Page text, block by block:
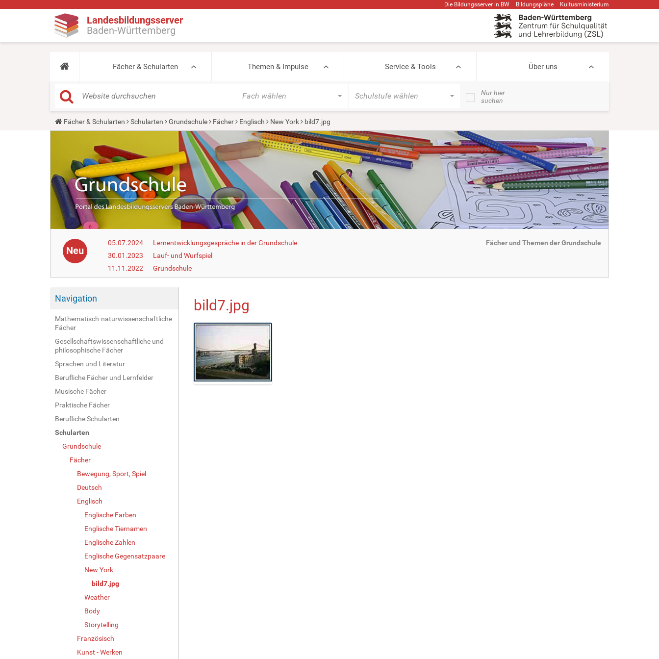
Die Bildungsserver in BW Bildungspläne Kultusministerium
Landesbildungsserver
Baden-Württemberg
Fächer & Schularten Themen & Impulse Service & Tools Über uns
Fach wählen Schulstufe wählen
Nur hier
suchen
Y
o
e
r
e
Fächer & Schularten Schularten Grundschule Fächer Englisch New York bild7.jpg
Neu
05.07.2024
Lernentwicklungsgespräche in der Grundschule
30.01.2023
Lauf- und Wurfspiel
11.11.2022
Grundschule
Fächer und Themen der Grundschule
Navigation
Mathematisch-naturwissenschaftliche
Fächer
Gesellschaftswissenschaftliche und
philosophische Fächer
Sprachen und Literatur
Berufliche Fächer und Lernfelder
Musische Fächer
Praktische Fächer
Berufliche Schularten
Schularten
Grundschule
Fächer
Bewegung, Sport, Spiel
Deutsch
Englisch
Englische Farben
Englische Tiernamen
Englische Zahlen
Englische Gegensatzpaare
New York
bild7.jpg
Weather
Body
Storytelling
Französisch
Kunst - Werken
bild7.jpg